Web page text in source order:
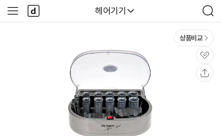
다나와
헤어기기
검
색
사
이
다
나
와
상품비교
관
심